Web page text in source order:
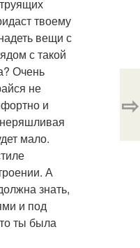
твоему
вещи с
с такой
Очень
не
и
мало.
А
знать,
и под
ты была
⇨